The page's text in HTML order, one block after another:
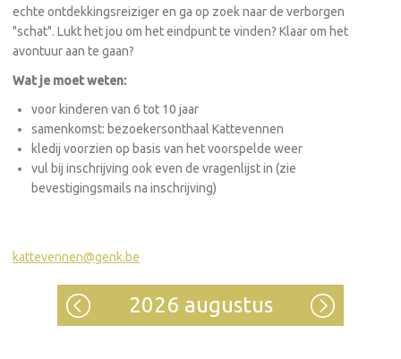
echte ontdekkingsreiziger en ga op zoek naar de verborgen
"schat". Lukt het jou om het eindpunt te vinden? Klaar om het
avontuur aan te gaan?
Wat je moet weten:
voor kinderen van 6 tot 10 jaar
samenkomst: bezoekersonthaal Kattevennen
kledij voorzien op basis van het voorspelde weer
vul bij inschrijving ook even de vragenlijst in (zie
bevestigingsmails na inschrijving)
kattevennen@genk.be
2026 augustus